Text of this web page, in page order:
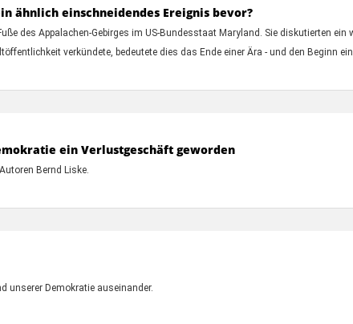
ähnlich einschneidendes Ereignis bevor?
des Appalachen-Gebirges im US-Bundesstaat Maryland. Sie diskutierten
verkündete, bedeutete dies das Ende einer Ära - und den Beginn
ein Verlustgeschäft geworden
Bernd Liske.
unserer Demokratie auseinander.